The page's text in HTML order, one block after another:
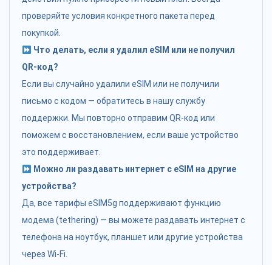
проверяйте условия конкретного пакета перед
покупкой.
Что делать, если я удалил eSIM или не получил
QR-код?
Если вы случайно удалили eSIM или не получили
письмо с кодом — обратитесь в нашу службу
поддержки. Мы повторно отправим QR-код или
поможем с восстановлением, если ваше устройство
это поддерживает.
Можно ли раздавать интернет с eSIM на другие
устройства?
Да, все тарифы eSIM5g поддерживают функцию
модема (tethering) — вы можете раздавать интернет с
телефона на ноутбук, планшет или другие устройства
через Wi-Fi.